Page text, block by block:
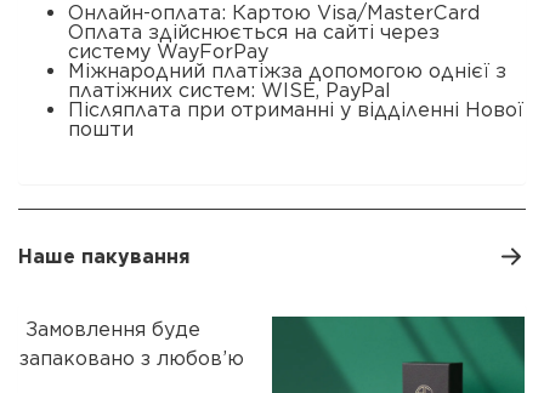
Онлайн-оплата: Картою Visa/MasterCard
Оплата здійснюється на сайті через
систему WayForPay
Міжнародний платіжза допомогою однієї з
платіжних систем: WISE, PayPal
Післяплата при отриманні у відділенні Нової
пошти
Наше пакування
Замовлення буде
запаковано з любов’ю